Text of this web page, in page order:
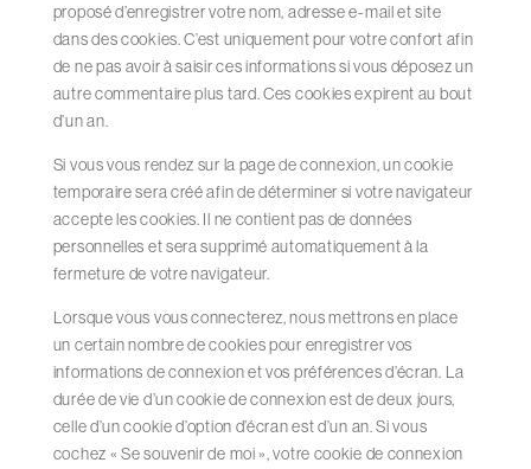
proposé d’enregistrer votre nom, adresse e-mail et site
dans des cookies. C’est uniquement pour votre confort afin
de ne pas avoir à saisir ces informations si vous déposez un
autre commentaire plus tard. Ces cookies expirent au bout
d’un an.
Si vous vous rendez sur la page de connexion, un cookie
temporaire sera créé afin de déterminer si votre navigateur
accepte les cookies. Il ne contient pas de données
personnelles et sera supprimé automatiquement à la
fermeture de votre navigateur.
Lorsque vous vous connecterez, nous mettrons en place
un certain nombre de cookies pour enregistrer vos
informations de connexion et vos préférences d’écran. La
durée de vie d’un cookie de connexion est de deux jours,
celle d’un cookie d’option d’écran est d’un an. Si vous
cochez « Se souvenir de moi », votre cookie de connexion